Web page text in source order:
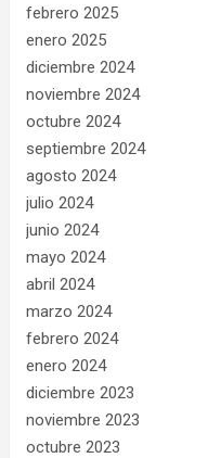
febrero 2025
enero 2025
diciembre 2024
noviembre 2024
octubre 2024
septiembre 2024
agosto 2024
julio 2024
junio 2024
mayo 2024
abril 2024
marzo 2024
febrero 2024
enero 2024
diciembre 2023
noviembre 2023
octubre 2023